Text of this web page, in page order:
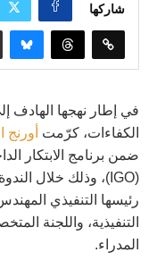
شاركها
في إطار نهجها الهادف
الكفاءات، كرّمت أورنج
ضمن برنامج الابتكار
رئيسها التنفيذي
التنفيذية، واللجنة
المدراء.